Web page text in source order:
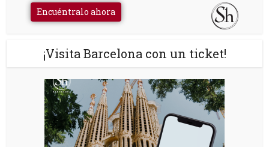
Encuéntralo ahora
¡Visita Barcelona con un ticket!